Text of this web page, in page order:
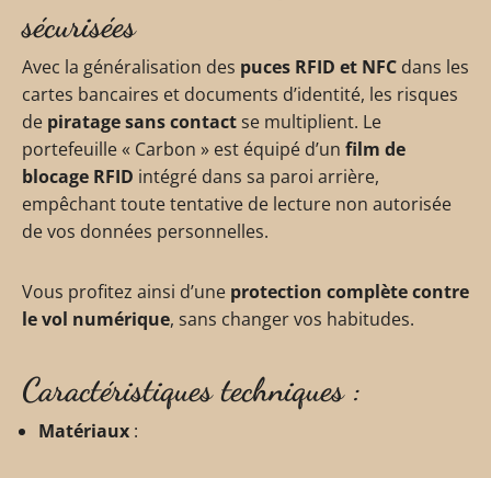
sécurisées
Avec la généralisation des puces RFID et NFC dans les
cartes bancaires et documents d’identité, les risques
de piratage sans contactse multiplient. Le
portefeuille « Carbon » est équipé d’un film de
blocage RFID intégré dans sa paroi arrière,
empêchant toute tentative de lecture non autorisée
de vos données personnelles.
Vous profitez ainsi d’une protection complète contre
le vol numérique, sans changer vos habitudes.
Caractéristiques techniques :
Matériaux :